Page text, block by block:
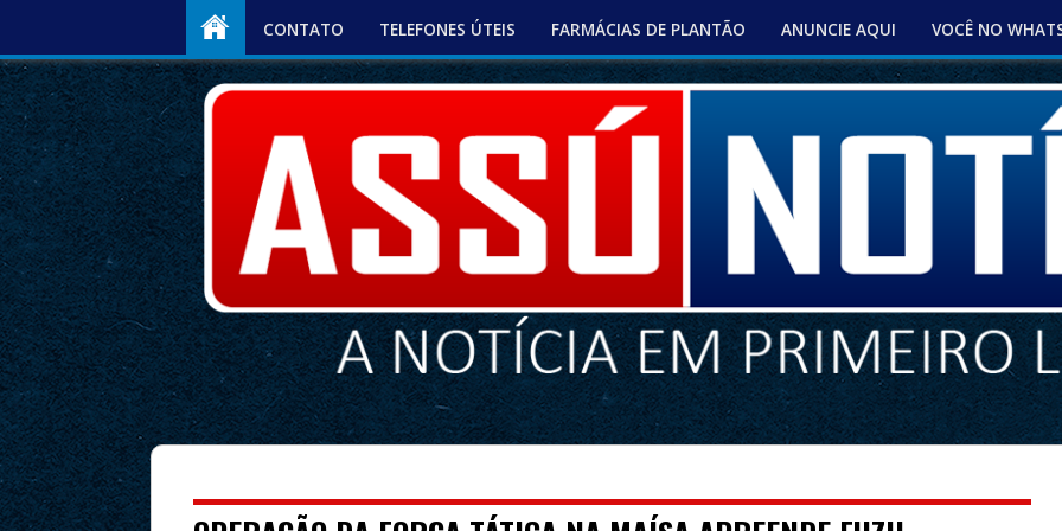
CONTATO TELEFONES ÚTEIS FARMÁCIAS DE PLANTÃO ANUNCIE AQUI VOCÊ NO